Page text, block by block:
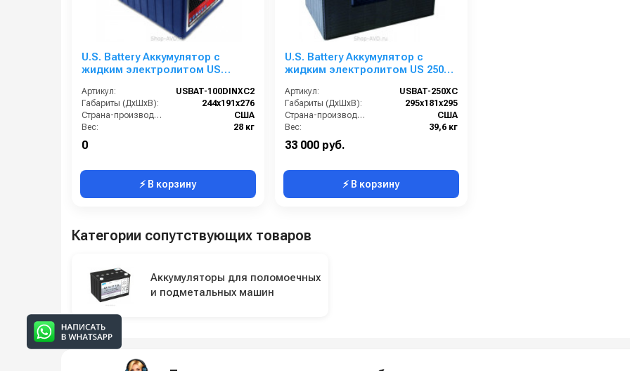
U.S. Battery Аккумулятор с
жидким электролитом US
Артикул:
USBAT-100DINXC2
Габариты (ДхШхВ):
244х191х276
Страна-производитель:
США
Вес:
28 кг
0
⚡ В корзину
U.S. Battery Аккумулятор с
жидким электролитом US 250
Артикул:
USBAT-250XC
Габариты (ДхШхВ):
295х181х295
Страна-производитель:
США
Вес:
39,6 кг
33 000 руб.
⚡ В корзину
Категории сопутствующих товаров
Аккумуляторы для поломоечных
и подметальных машин